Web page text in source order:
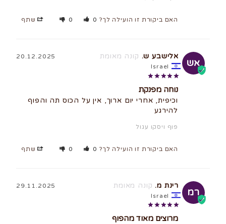
שתף האם ביקורת זו הועילה לך? 0
0
אש
20.12.2025 אלישבע ש.
Israel
נוחה מפנקת
וכיפית, אחרי יום ארוך, אין על הכוס תה והפוף
להירגע
פוף ויסקו עגול
שתף האם ביקורת זו הועילה לך? 0
0
רמ
29.11.2025 רינת מ.
Israel
מרוצים מאוד מהפוף